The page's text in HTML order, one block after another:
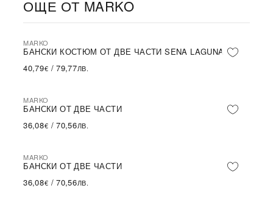
ОЩЕ ОТ MARKO
MARKO
БАНСКИ КОСТЮМ ОТ ДВЕ ЧАСТИ SENA LAGUNA
40,79€ /79,77ЛВ.
MARKO
БАНСКИ ОТ ДВЕ ЧАСТИ
36,08€ /70,56ЛВ.
MARKO
БАНСКИ ОТ ДВЕ ЧАСТИ
36,08€ /70,56ЛВ.